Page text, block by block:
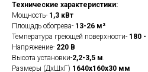
Технические характеристики:
Мощность- 1,3 кВт
Площадь обогрева- 13-26 м²
Температура греющей поверхности- 180
Напряжение- 220 В
Высота установки-2,2-3,5 м.
Размеры (ДхШхГ) 1640х160х30 мм